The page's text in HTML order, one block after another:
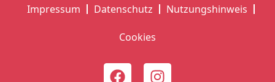
Impressum Datenschutz Nutzungshinweis
Cookies